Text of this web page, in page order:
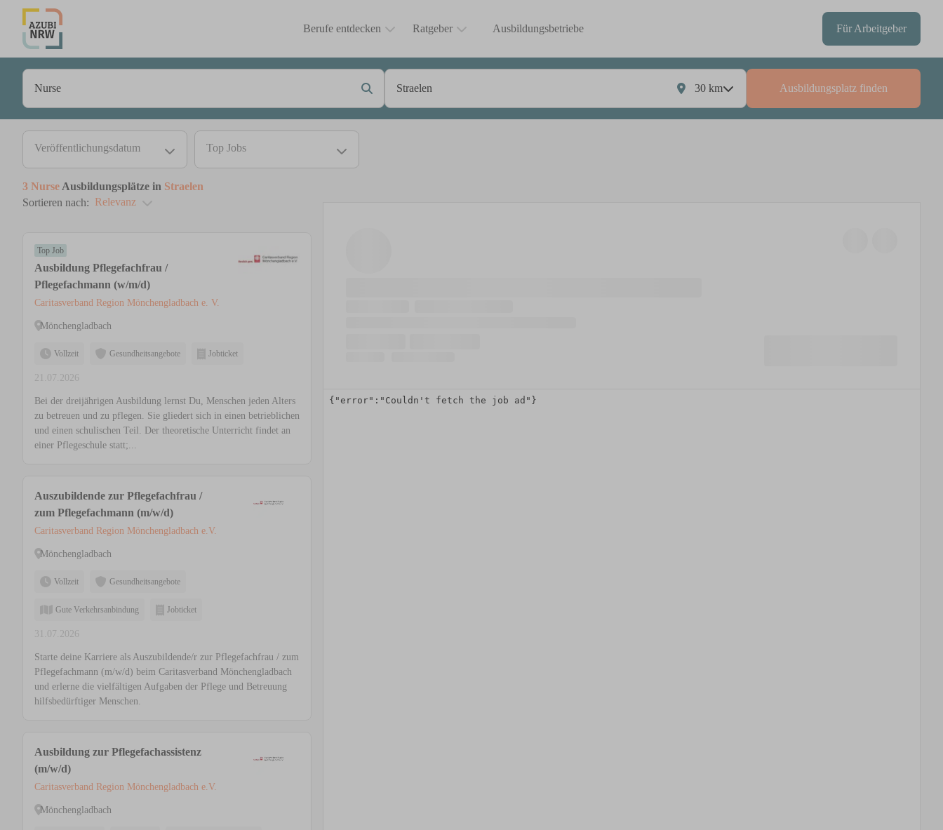
Berufe entdecken Ratgeber Ausbildungsbetriebe Für Arbeitgeber
30 km Ausbildungsplatz finden
Veröffentlichungsdatum Top Jobs
3 Nurse Ausbildungsplätze in Straelen
Sortieren nach: Relevanz
Top Job
Ausbildung Pflegefachfrau /
Pflegefachmann (w/m/d)
Caritasverband Region Mönchengladbach e. V.
Mönchengladbach
Vollzeit Gesundheitsangebote Jobticket
21.07.2026
Bei der dreijährigen Ausbildung lernst Du, Menschen jeden Alters
zu betreuen und zu pflegen. Sie gliedert sich in einen betrieblichen
und einen schulischen Teil. Der theoretische Unterricht findet an
einer Pflegeschule statt;...
Auszubildende zur Pflegefachfrau /
zum Pflegefachmann (m/w/d)
Caritasverband Region Mönchengladbach e.V.
Mönchengladbach
Vollzeit Gesundheitsangebote
Gute Verkehrsanbindung Jobticket
31.07.2026
Starte deine Karriere als Auszubildende/r zur Pflegefachfrau / zum
Pflegefachmann (m/w/d) beim Caritasverband Mönchengladbach
und erlerne die vielfältigen Aufgaben der Pflege und Betreuung
hilfsbedürftiger Menschen.
Ausbildung zur Pflegefachassistenz
(m/w/d)
Caritasverband Region Mönchengladbach e.V.
Mönchengladbach